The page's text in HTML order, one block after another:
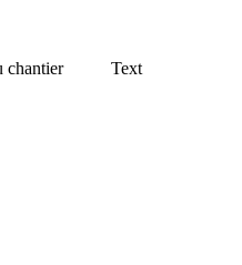
chantier
Text